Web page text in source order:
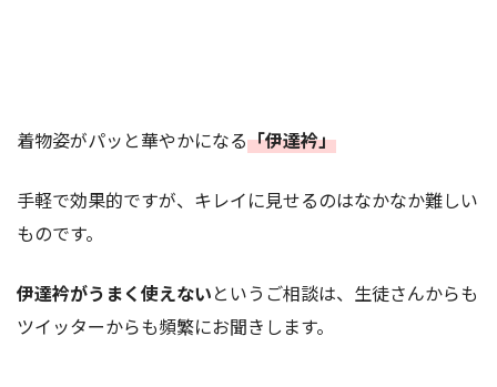
着物姿がパッと華やかになる「伊達衿」
手軽で効果的ですが、キレイに見せるのはなかなか難しい
ものです。
伊達衿がうまく使えないというご相談は、生徒さんからも
ツイッターからも頻繁にお聞きします。